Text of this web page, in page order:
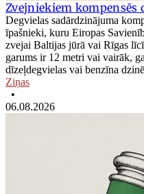
Zvejniekiem kompensēs
Degvielas sadārdzinājuma
īpašnieki, kuru Eiropas
zvejai Baltijas jūrā vai Rīgas
garums ir 12 metri vai vairāk,
dīzeļdegvielas vai benzīna
Ziņas
•
06.08.2026